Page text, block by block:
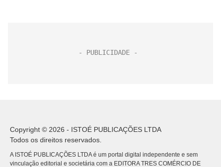
Copyright © 2026 - ISTOÉ PUBLICAÇÕES LTDA
Todos os direitos reservados.
A ISTOÉ PUBLICAÇÕES LTDA é um portal digital independente e sem
vinculação editorial e societária com a EDITORA TRES COMÉRCIO DE